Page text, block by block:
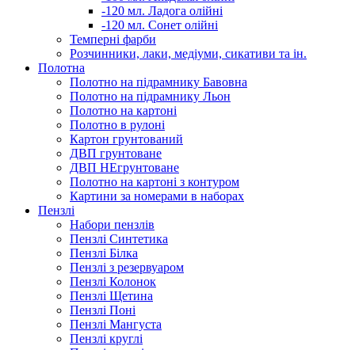
-120 мл. Ладога олійні
-120 мл. Сонет олійні
Темперні фарби
Розчинники, лаки, медіуми, сикативи та ін.
Полотна
Полотно на підрамнику Бавовна
Полотно на підрамнику Льон
Полотно на картоні
Полотно в рулоні
Картон грунтований
ДВП грунтоване
ДВП НЕгрунтоване
Полотно на картоні з контуром
Картини за номерами в наборах
Пензлі
Набори пензлів
Пензлі Синтетика
Пензлі Білка
Пензлі з резервуаром
Пензлі Колонок
Пензлі Щетина
Пензлі Поні
Пензлі Мангуста
Пензлі круглі